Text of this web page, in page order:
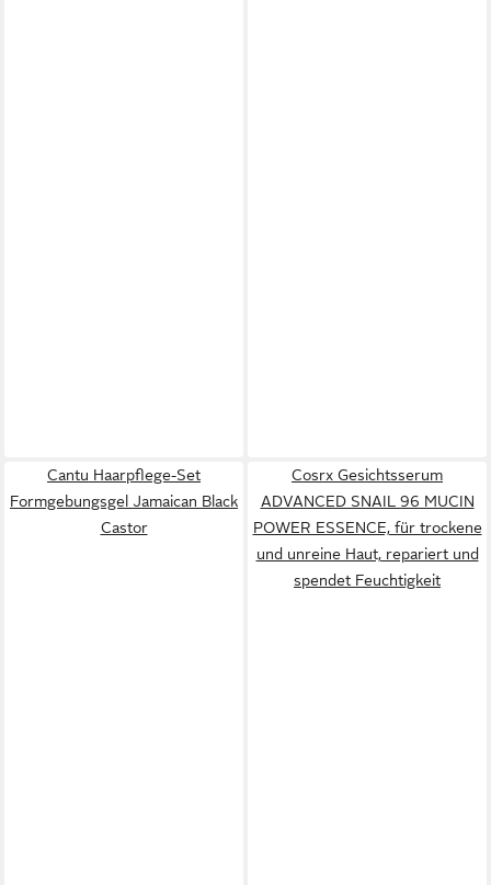
Cantu Haarpflege-Set
Formgebungsgel Jamaican Black
Castor
Cosrx Gesichtsserum
ADVANCED SNAIL 96 MUCIN
POWER ESSENCE, für trockene
und unreine Haut, repariert und
spendet Feuchtigkeit